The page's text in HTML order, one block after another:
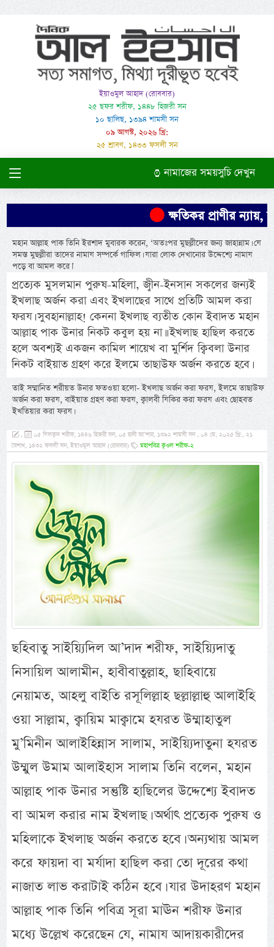
ইয়াওমুল আহাদ (রোববার)
২৫ ছফর শরীফ, ১৪৪৮ হিজরী সন
১০ ছালিছ, ১৩৯৪ শামসী সন
০৯ আগস্ট, ২০২৬ খ্রি:
২৫ শ্রাবণ, ১৪৩৩ ফসলী সন
নামাজের সময়সুচি দেখুন
ক্ষতিকর প্রাণীর ন্যায়,
মহান আল্লাহ পাক তিনি ইরশাদ মুবারক করেন, ‘অতঃপর মুছল্লীদের জন্য জাহান্নাম। যে
সমস্ত মুছল্লীরা তাদের নামায সম্পর্কে গাফিল। যারা লোক দেখানোর উদ্দেশ্যে নামায
পড়ে বা আমল করে।’
প্রত্যেক মুসলমান পুরুষ-মহিলা, জ্বীন-ইনসান সকলের জন্যই
ইখলাছ অর্জন করা এবং ইখলাছের সাথে প্রতিটি আমল করা
ফরয। সুবহানাল্লাহ! কেননা ইখলাছ ব্যতীত কোন ইবাদত মহান
আল্লাহ পাক উনার নিকট কবুল হয় না।। ইখলাছ হাছিল করতে
হলে অবশ্যই একজন কামিল শায়েখ বা মুর্শিদ ক্বিবলা উনার
নিকট বাইয়াত গ্রহণ করে ইলমে তাছাউফ অর্জন করতে হবে।
তাই সম্মানিত শরীয়ত উনার ফতওয়া হলো- ইখলাছ অর্জন করা ফরয, ইলমে তাছাউফ
অর্জন করা ফরয, বাইয়াত গ্রহণ করা ফরয, ক্বালবী যিকির করা ফরয এবং ছোহবত
ইখতিয়ার করা ফরয।
,
০৫ যিলক্বদ শরীফ, ১৪৪৬ হিজরী সন, ০৫ ছানী আ’শার, ১৩৯২ শামসী সন , ০৪ মে, ২০২৫ খ্রি:, ২১
বৈশাখ, ১৪৩২ ফসলী সন, ইয়াওমুল আহাদ (রোববার)
মহাপবিত্র ক্বওল শরীফ-২
ছহিবাতু সাইয়্যিদিল আ’দাদ শরীফ, সাইয়্যিদাতু
নিসায়িল আলামীন, হাবীবাতুল্লাহ, ছাহিবায়ে
নেয়ামত, আহলু বাইতি রসূলিল্লাহ ছল্লাল্লাহু আলাইহি
ওয়া সাল্লাম, ক্বায়িম মাক্বামে হযরত উম্মাহাতুল
মু’মিনীন আলাইহিন্নাস সালাম, সাইয়্যিদাতুনা হযরত
উম্মুল উমাম আলাইহাস সালাম তিনি বলেন, মহান
আল্লাহ পাক উনার সন্তুষ্টি হাছিলের উদ্দেশ্যে ইবাদত
বা আমল করার নাম ইখলাছ। অর্থাৎ প্রত্যেক পুরুষ ও
মহিলাকে ইখলাছ অর্জন করতে হবে। অন্যথায় আমল
করে ফায়দা বা মর্যাদা হাছিল করা তো দূরের কথা
নাজাত লাভ করাটাই কঠিন হবে। যার উদাহরণ মহান
আল্লাহ পাক তিনি পবিত্র সূরা মাঊন শরীফ উনার
মধ্যে উল্লেখ করেছেন যে, নামায আদায়কারীদের